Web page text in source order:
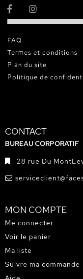
FAQ
Termes et conditions
Plan du site
Politique de
CONTACT
BUREAU CORPORATIF
28 rue Du
MON COMPTE
Me connecter
Voir le panier
Ma liste
Suivre ma commande